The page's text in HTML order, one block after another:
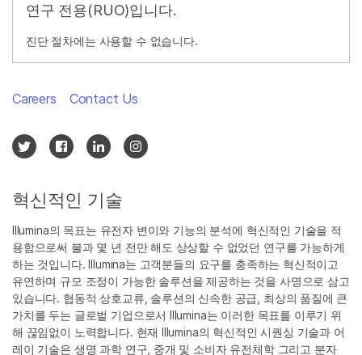
연구 전용(RUO)입니다.
진단 절차에는 사용할 수 없습니다.
혁신적인 기술
Illumina의 목표는 유전자 변이와 기능의 분석에 혁신적인 기술을 적
용함으로써 불과 몇 년 전만 해도 상상할 수 없었던 연구를 가능하게
하는 것입니다. Illumina는 고객분들의 요구를 충족하는 혁신적이고
유연하며 규모 조정이 가능한 솔루션을 제공하는 것을 사명으로 삼고
있습니다. 협동적 상호교류, 솔루션의 신속한 공급, 최상의 품질에 큰
가치를 두는 글로벌 기업으로서 Illumina는 이러한 목표를 이루기 위
해 끊임없이 노력합니다. 현재 Illumina의 혁신적인 시퀀싱 기술과 어
레이 기술은 생명 과학 연구, 중개 및 소비자 유전체학 그리고 분자
Careers Contact Us